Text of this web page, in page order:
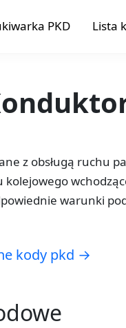
PKD Lista
z obsługą ruchu
warunki
kody pkd →